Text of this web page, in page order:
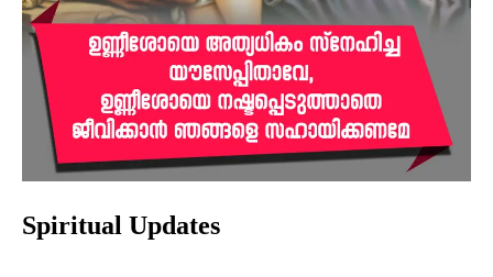
Spiritual Updates